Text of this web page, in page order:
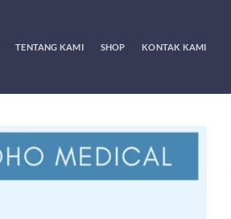
TENTANG KAMI SHOP KONTAK KAMI